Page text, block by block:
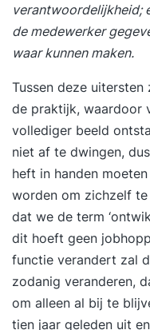
verantwoordelijkheid;
de medewerker
waar kunnen maken.
Tussen deze
de praktijk, waardoor
vollediger beeld
niet af te dwingen,
heft in handen
worden om zichzelf
dat we de term
dit hoeft geen
functie verandert zal
zodanig veranderen,
om alleen al bij te
tien jaar geleden uit